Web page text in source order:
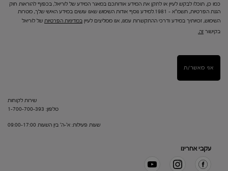
כמו כן, תוכלו לבקש לעיין או לתקן את המידע אודותכם במאגר המידע של לוריאל, בכפוף להוראות חוק
הגנת הפרטיות, תשמ"א – 1981.למידע נוסף אודות השימוש שאנו עושים במידע האישי שלך, מטרות
השימוש, זכויותיך במידע ודרכי ההתקשרות עמנו, אנו ממליצים לעיין במדיניות הפרטיות של לוריאל
בקישור זה.
אני מאשר/ת
שירות לקוחות
טלפון: 1-700-700-393
שעות פעילות: א'-ה' בין השעות 09:00-17:00
עקבי אחרינו